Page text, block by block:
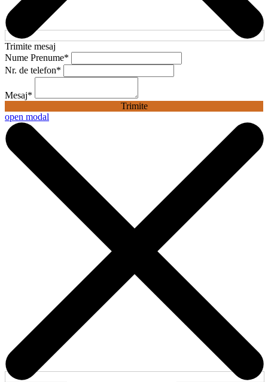
Trimite mesaj
Nume Prenume*
Nr. de telefon*
Mesaj*
Trimite
open modal